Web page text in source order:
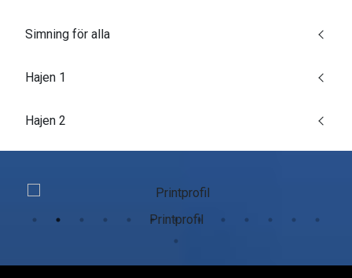
Simning för alla
Hajen 1
Hajen 2
Printprofil